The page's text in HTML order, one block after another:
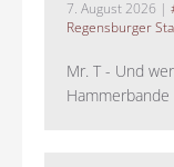
7. August 2026 |
Regensburger
Mr. T - Und